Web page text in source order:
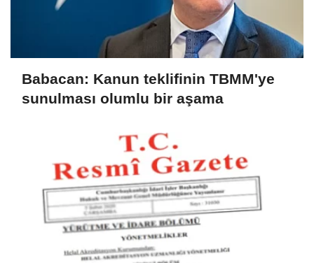
Babacan: Kanun teklifinin TBMM'ye
sunulması olumlu bir aşama